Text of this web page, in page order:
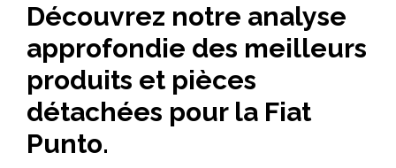
Découvrez notre analyse
approfondie des meilleurs
produits et pièces
détachées pour la Fiat
Punto.